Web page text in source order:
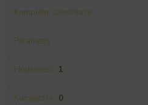
Kompletní specifikace
Parametry
Hodnocení 1
Komentáře 0